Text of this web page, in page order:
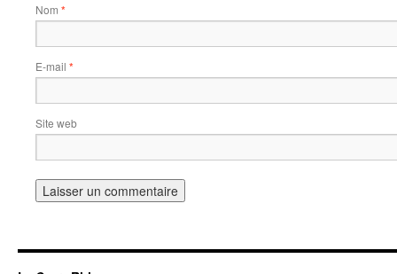
Nom *
E-mail *
Site web